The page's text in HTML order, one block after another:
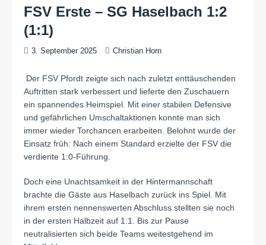
FSV Erste – SG Haselbach 1:2
(1:1)
3. September 2025 Christian Horn
Der FSV Pfordt zeigte sich nach zuletzt enttäuschenden
Auftritten stark verbessert und lieferte den Zuschauern
ein spannendes Heimspiel. Mit einer stabilen Defensive
und gefährlichen Umschaltaktionen konnte man sich
immer wieder Torchancen erarbeiten. Belohnt wurde der
Einsatz früh: Nach einem Standard erzielte der FSV die
verdiente 1:0-Führung.
Doch eine Unachtsamkeit in der Hintermannschaft
brachte die Gäste aus Haselbach zurück ins Spiel. Mit
ihrem ersten nennenswerten Abschluss stellten sie noch
in der ersten Halbzeit auf 1:1. Bis zur Pause
neutralisierten sich beide Teams weitestgehend im